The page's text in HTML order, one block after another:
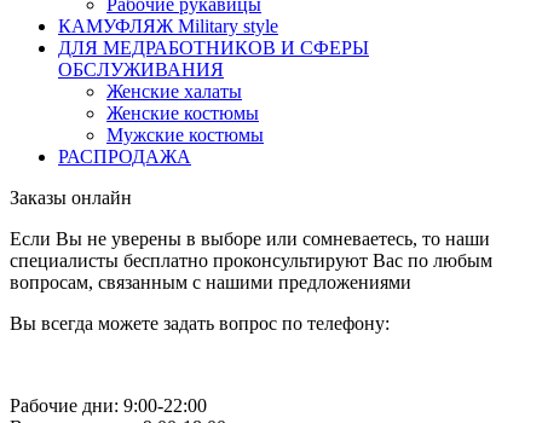
КАМУФЛЯЖ Military style
ДЛЯ МЕДРАБОТНИКОВ И СФЕРЫ
ОБСЛУЖИВАНИЯ
Женские халаты
Женские костюмы
Мужские костюмы
РАСПРОДАЖА
Заказы онлайн
Если Вы не уверены в выборе или сомневаетесь, то наши
специалисты бесплатно проконсультируют Вас по любым
вопросам, связанным с нашими предложениями
Вы всегда можете задать вопрос по телефону:
Рабочие дни: 9:00-22:00